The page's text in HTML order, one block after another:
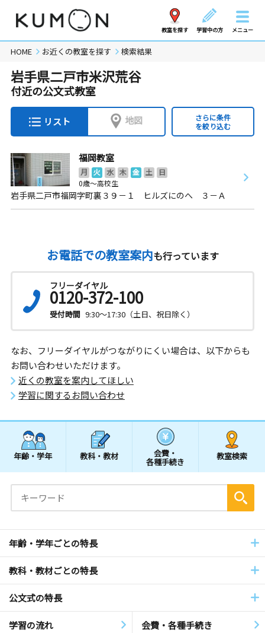
教室を探す 学習中の方 メニュー
HOME お近くの教室を探す 検索結果
岩手県二戸市米沢荒谷
付近の公文式教室
リスト 地図
さらに条件
を絞り込む
福岡教室
月 火 水 木 金 土
日
0歳～高校生
岩手県二戸市福岡字町裏３９－１ ヒルズにのへ ３－Ａ
お電話での教室案内も行っています
フリーダイヤル
0120-372-100
受付時間 9:30～17:30（土日、祝日除く）
なお、フリーダイヤルがつながりにくい場合は、以下からも
お問い合わせいただけます。
近くの教室を案内してほしい
学習に関するお問い合わせ
年齢・学年 教科・教材 会費・
各種手続き
教室検索
年齢・学年ごとの特長
教科・教材ごとの特長
公文式の特長
学習の流れ 会費・各種手続き